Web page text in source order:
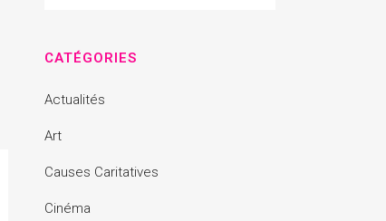
CATÉGORIES
Actualités
Art
Causes Caritatives
Cinéma